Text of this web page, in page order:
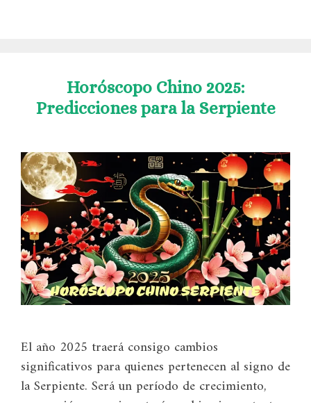
Horóscopo Chino 2025:
Predicciones para la Serpiente
El año 2025 traerá consigo cambios
significativos para quienes pertenecen al signo de
la Serpiente. Será un período de crecimiento,